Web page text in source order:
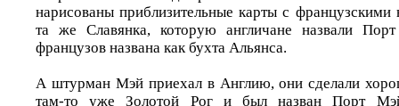
нарисованы приблизительные карты с
та же Славянка, которую англичане назвали
французов названа как бухта Альянса.
А штурман Мэй приехал в Англию, они сделали
там-то уже Золотой Рог и был назван Порт